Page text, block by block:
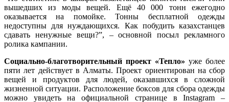
вышедших из моды вещей. Ещё 40 000 тонн ежегодно
оказывается на помойке. Тонны бесплатной одежды
недоступны для нуждающихся. Как побудить казахстанцев
сдавать ненужные вещи?”, – основной посыл рекламного
ролика кампании.
Социально-благотворительный проект «Тепло» уже более
пяти лет действует в Алматы. Проект ориентирован на сбор
вещей и продуктов для людей, оказавшихся в сложной
жизненной ситуации. Расположение боксов для сбора одежды
можно увидеть на официальной странице в Instagram –